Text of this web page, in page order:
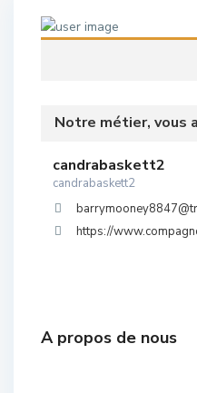
Notre métier, vous
candrabaskett2
candrabaskett2
https://
A propos de nous